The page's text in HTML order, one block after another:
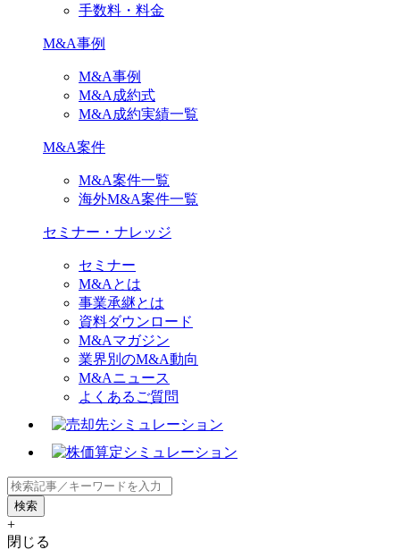
手数料・料金
M&A事例
M&A事例
M&A成約式
M&A成約実績一覧
M&A案件
M&A案件一覧
海外M&A案件一覧
セミナー・ナレッジ
セミナー
M&Aとは
事業承継とは
資料ダウンロード
M&Aマガジン
業界別のM&A動向
M&Aニュース
よくあるご質問
+
閉じる